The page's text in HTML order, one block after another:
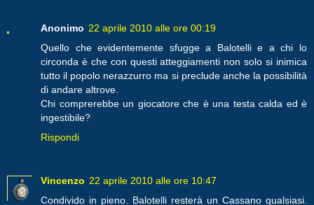
Anonimo 22 aprile 2010 alle ore 00:19
Quello che evidentemente sfugge a Balotelli e a chi lo
circonda è che con questi atteggiamenti non solo si inimica
tutto il popolo nerazzurro ma si preclude anche la possibilità
di andare altrove.
Chi comprerebbe un giocatore che è una testa calda ed è
ingestibile?
Rispondi
Vincenzo 22 aprile 2010 alle ore 10:47
Condivido in pieno. Balotelli resterà un Cassano qualsiasi.